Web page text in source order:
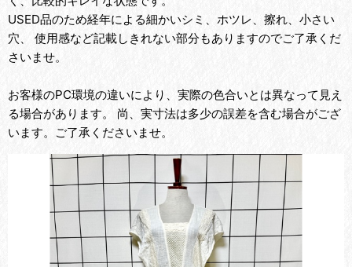
USED品のため経年による細かいシミ、ホツレ、擦れ、小さい
穴、 使用感など記載しきれない部分もありますのでご了承くだ
さいませ。
お客様のPC環境の違いにより、実際の色合いとは異なって見え
る場合があります。 尚、実寸法は多少の誤差を含む場合がござ
います。ご了承くださいませ。